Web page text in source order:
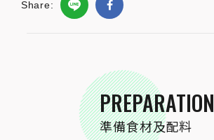
Share:
PREPARATION
準備食材及配料
小磨坊紅辣椒粉 3 公克
小磨坊玫瑰鹽 2 公克